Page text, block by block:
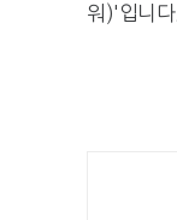
워)'입니다.